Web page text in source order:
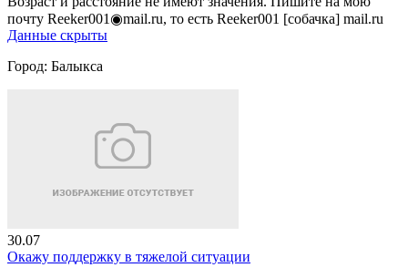
почту Reeker001◉mail.ru, то есть Reeker001 [собачка] mail.ru
Данные скрыты
Город: Балыкса
30.07
Окажу поддержку в тяжелой ситуации